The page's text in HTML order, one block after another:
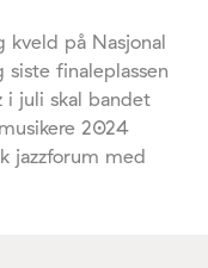
kveld på Nasjonal
siste finaleplassen
i juli skal bandet
2024
jazzforum med